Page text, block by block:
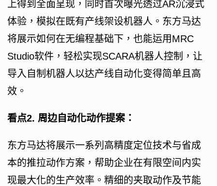
上得到全面呈现，同时首次曝光透过AR沉浸式
体验，模拟在既有产线架设机器人。东方马达
将展示如何在无编程基础下，也能运用MRC
Studio软件，轻松实现SCARA机器人控制，让
导入自制机器人以达产线自动化变得简单且高
效。
看点2. 周边自动化动作提案：
东方马达将展示一系列高精度定位技术与省成
本的推拉动作方案，帮助企业在有限空间内实
现最大化的生产效率。精细的夹取动作及节能